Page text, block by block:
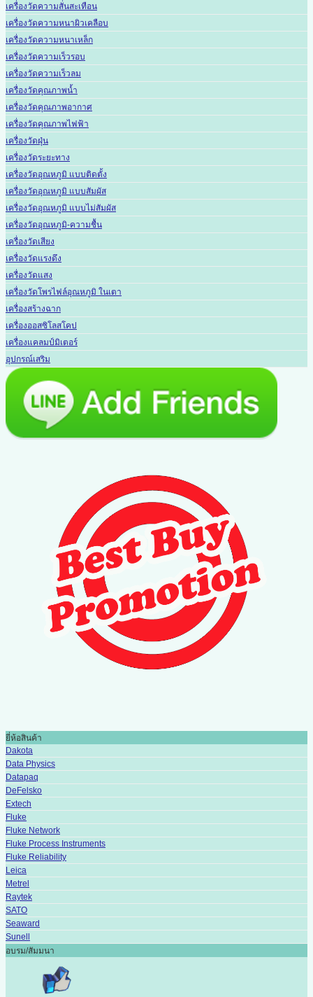
เครื่องวัดความสั่นสะเทือน
เครื่องวัดความหนาผิวเคลือบ
เครื่องวัดความหนาเหล็ก
เครื่องวัดความเร็วรอบ
เครื่องวัดความเร็วลม
เครื่องวัดคุณภาพน้ำ
เครื่องวัดคุณภาพอากาศ
เครื่องวัดคุณภาพไฟฟ้า
เครื่องวัดฝุ่น
เครื่องวัดระยะทาง
เครื่องวัดอุณหภูมิ แบบติดตั้ง
เครื่องวัดอุณหภูมิ แบบสัมผัส
เครื่องวัดอุณหภูมิ แบบไม่สัมผัส
เครื่องวัดอุณหภูมิ-ความชื้น
เครื่องวัดเสียง
เครื่องวัดแรงดึง
เครื่องวัดแสง
เครื่องวัดโพรไฟล์อุณหภูมิ ในเตา
เครื่องสร้างฉาก
เครื่องออสซิโลสโคป
เครื่องแคลมป์มิเตอร์
อุปกรณ์เสริม
ยี่ห้อสินค้า
Dakota
Data Physics
Datapaq
DeFelsko
Extech
Fluke
Fluke Network
Fluke Process Instruments
Fluke Reliability
Leica
Metrel
Raytek
SATO
Seaward
Sunell
อบรม/สัมมนา